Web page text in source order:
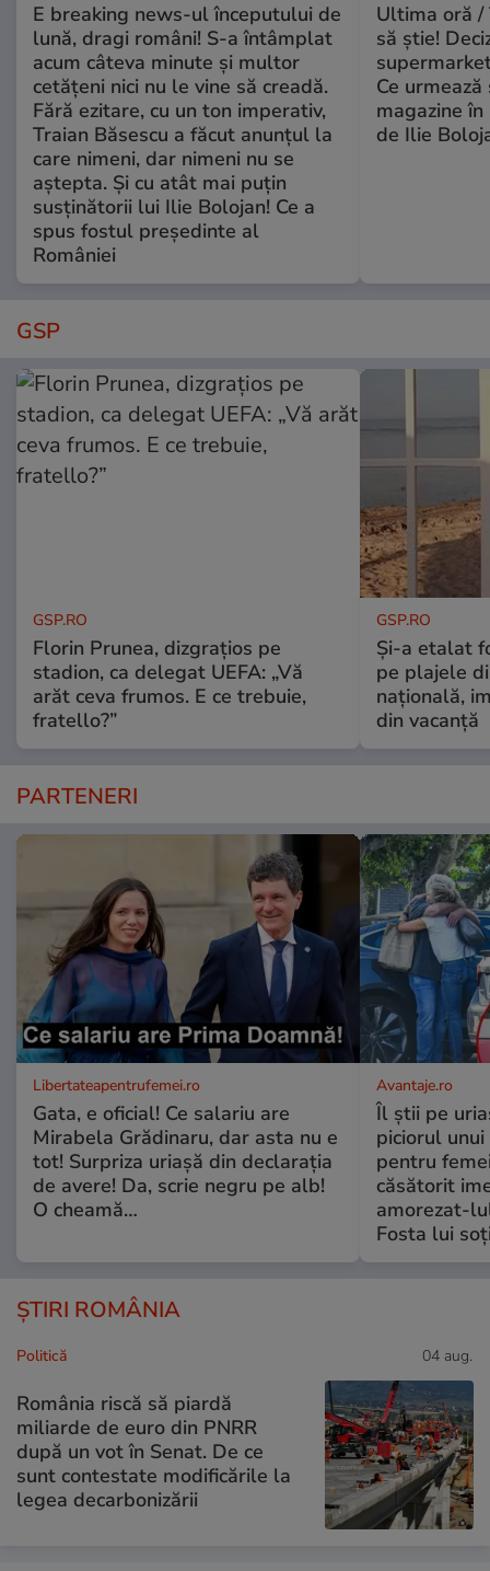
E breaking news-ul începutului de
lună, dragi români! S-a întâmplat
acum câteva minute și multor
cetățeni nici nu le vine să creadă.
Fără ezitare, cu un ton imperativ,
Traian Băsescu a făcut anunțul la
care nimeni, dar nimeni nu se
aștepta. Și cu atât mai puțin
susținătorii lui Ilie Bolojan! Ce a
spus fostul președinte al
României
Ultima oră /
să știe!
Ce
magazine
de Ilie
GSP
GSP.RO
Florin Prunea, dizgrațios pe
stadion, ca delegat UEFA: „Vă
arăt ceva frumos. E ce trebuie,
fratello?”
GSP.RO
Și-a etalat
pe plajele
națională,
din vacanță
PARTENERI
Libertateapentrufemei.ro
Gata, e oficial! Ce salariu are
Mirabela Grădinaru, dar asta nu e
tot! Surpriza uriașă din declarația
de avere! Da, scrie negru pe alb!
O cheamă…
Avantaje.ro
Îl știi pe
piciorul
pentru
căsătorit
amorezat-
Fosta lui
ȘTIRI ROMÂNIA
Politică 04 aug.
România riscă să piardă
miliarde de euro din PNRR
după un vot în Senat. De ce
sunt contestate modificările la
legea decarbonizării